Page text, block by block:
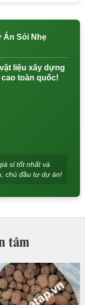
Án Sỏi Nhẹ
liệu xây dựng
toàn quốc!
sỉ tốt nhất và
chủ đầu tư dự án!
tâm